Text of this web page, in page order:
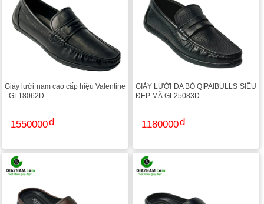
Giày lười nam cao cấp hiệu Valentine
- GL18062D
1550000
GIÀY LƯỜI DA BÒ QIPAIBULLS SIÊU
ĐẸP MÃ GL25083D
1180000